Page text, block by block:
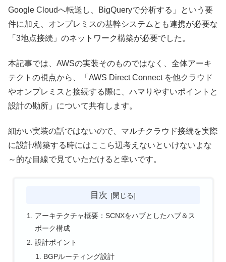
Google Cloudへ転送し、BigQueryで分析する」という要
件に加え、オンプレミスの基幹システムとも連携が必要な
「3地点接続」のネットワーク構築が必要でした。
本記事では、AWSの実装そのものではなく、全体アーキ
テクトの視点から、「AWS Direct Connect を他クラウド
やオンプレミスと接続する際に、ハマりやすいポイントと
設計の勘所」について共有します。
細かい実装の話ではないので、マルチクラウド接続を実際
に設計/構築する時にはここら辺考えないといけないよな
～的な目線で見ていただけると幸いです。
目次
アーキテクチャ概要：SCNXをハブとしたハブ＆ス
ポーク構成
設計ポイント
BGPルーティング設計